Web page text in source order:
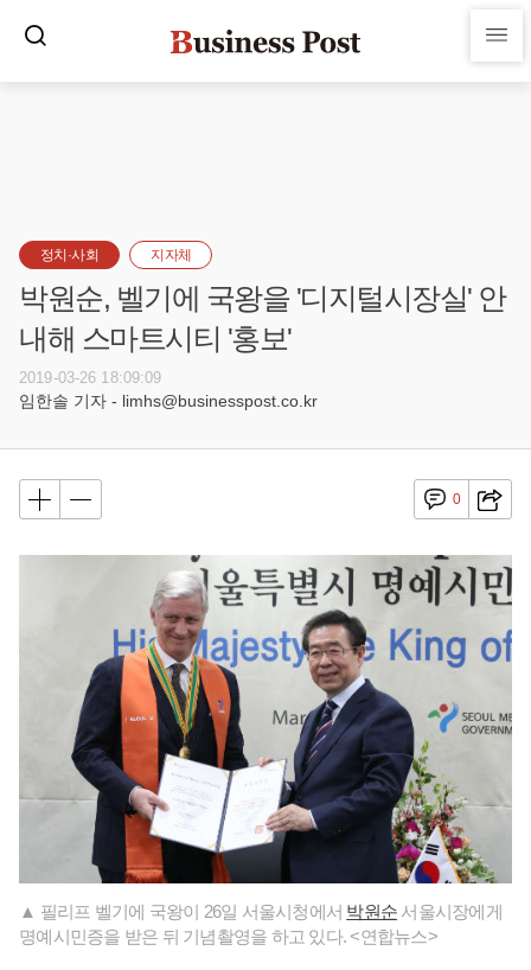
정치·사회 지자체
박원순, 벨기에 국왕을 '디지털시장실' 안
내해 스마트시티 '홍보'
2019-03-26 18:09:09
임한솔 기자 - limhs@businesspost.co.kr
0
▲ 필리프 벨기에 국왕이 26일 서울시청에서 박원순 서울시장에게
명예시민증을 받은 뒤 기념촬영을 하고 있다. <연합뉴스>